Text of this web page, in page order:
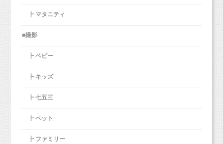
┣ マタニティ
■撮影
┣ ベビー
┣ キッズ
┣ 七五三
┣ ペット
┣ ファミリー